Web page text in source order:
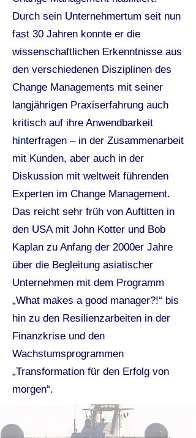
Durch sein Unternehmertum seit nun
fast 30 Jahren konnte er die
wissenschaftlichen Erkenntnisse aus
den verschiedenen Disziplinen des
Change Managements mit seiner
langjährigen Praxiserfahrung auch
kritisch auf ihre Anwendbarkeit
hinterfragen – in der Zusammenarbeit
mit Kunden, aber auch in der
Diskussion mit weltweit führenden
Experten im Change Management.
Das reicht sehr früh von Auftitten in
den USA mit John Kotter und Bob
Kaplan zu Anfang der 2000er Jahre
über die Begleitung asiatischer
Unternehmen mit dem Programm
„What makes a good manager?!“ bis
hin zu den Resilienzarbeiten in der
Finanzkrise und den
Wachstumsprogrammen
„Transformation für den Erfolg von
morgen“.